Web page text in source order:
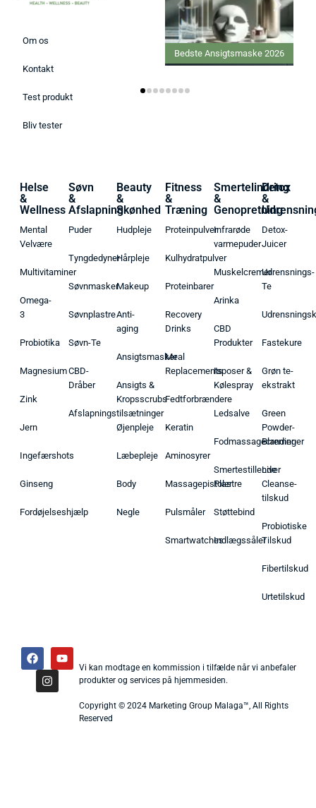
Om os
Kontakt
Test produkt
Bliv tester
Bedste Ansigtsmaske 2026
Helse
&
Wellness
Mental
Velvære
Multivitaminer
Omega-
3
Probiotika
Magnesium
Zink
Jern
Ingefærshots
Ginseng
Fordøjelseshjælp
Søvn
&
Afslapning
Puder
Tyngdedyner
Søvnmasker
Søvnplastre
Søvn-Te
CBD-
Dråber
Afslapningstilsætninger
Beauty
&
Skønhed
Hudpleje
Hårpleje
Makeup
Anti-
aging
Ansigtsmasker
Ansigts &
Kropsscrubs
Øjenpleje
Læbepleje
Body
Negle
Fitness
&
Træning
Proteinpulver
Kulhydratpulver
Proteinbarer
Recovery
Drinks
Meal
Replacements
Fedtforbrændere
Keratin
Aminosyrer
Massagepistoler
Pulsmåler
Smartwatches
Smertelindring
&
Genopretning
Infrarøde
varmepuder
Muskelcremer
Arinka
CBD
Produkter
Isposer &
Kølespray
Ledsalve
Fodmassagecremer
Smertestillende
Plastre
Støttebind
Indlægssåler
Detox
&
Detox-
Juicer
Udrensnings-
Te
Fastekure
Grøn te-
ekstrakt
Green
Powder-
Blandinger
Liver
Cleanse-
tilskud
Probiotiske
Tilskud
Fibertilskud
Urtetilskud
Vi kan modtage en kommission i tilfælde når vi anbefaler
produkter og services på hjemmesiden.
Copyright © 2024 Marketing Group Malaga™, All Rights
Reserved